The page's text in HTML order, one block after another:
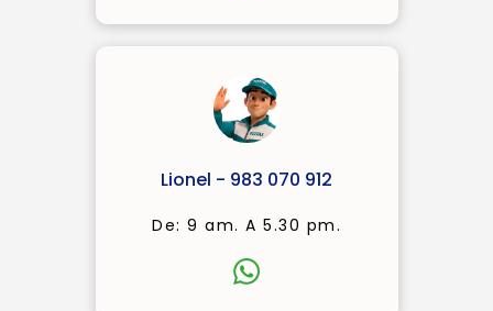
Lionel - 983 070 912
De: 9 am. A 5.30 pm.